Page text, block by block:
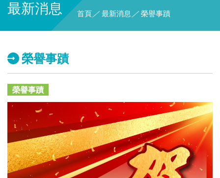
最新消息 首頁 ／ 最新消息 ／ 榮譽事蹟
榮譽事蹟
榮譽事蹟